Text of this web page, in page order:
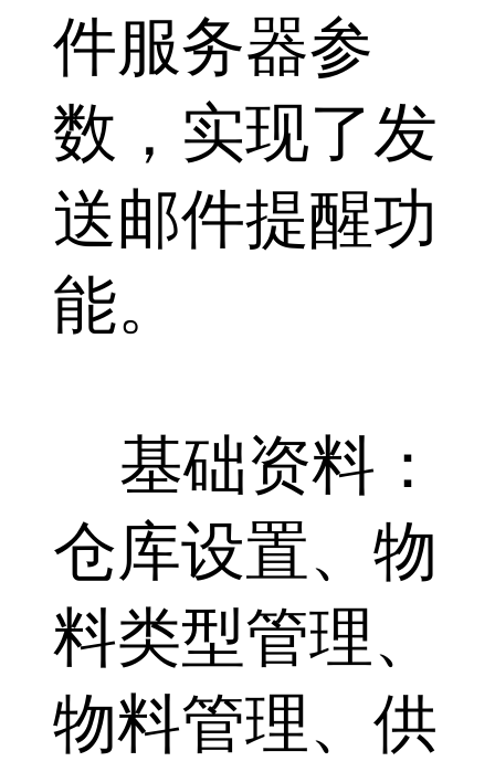
件服务器参
数，实现了发
送邮件提醒功
能。
基础资料：
仓库设置、物
料类型管理、
物料管理、供